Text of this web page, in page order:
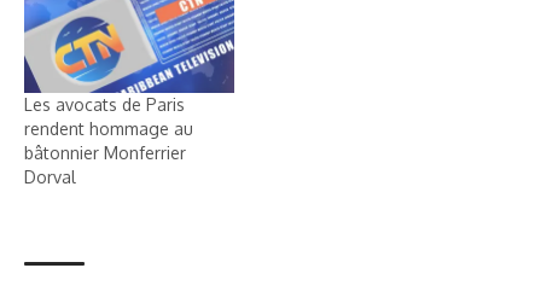
Les avocats de Paris
rendent hommage au
bâtonnier Monferrier
Dorval